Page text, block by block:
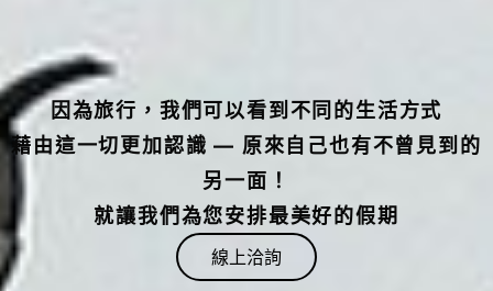
因為旅行，我們可以看到不同的生活方式
藉由這一切更加認識 — 原來自己也有不曾見到的
另一面！
就讓我們為您安排最美好的假期
線上洽詢